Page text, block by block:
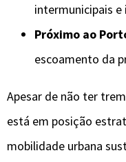
intermunicipais
Próximo ao
escoamento da
Apesar de não ter
está em posição
mobilidade urbana